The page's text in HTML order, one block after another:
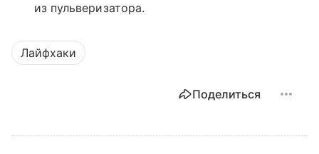
из пульверизатора.
Лайфхаки
Поделиться